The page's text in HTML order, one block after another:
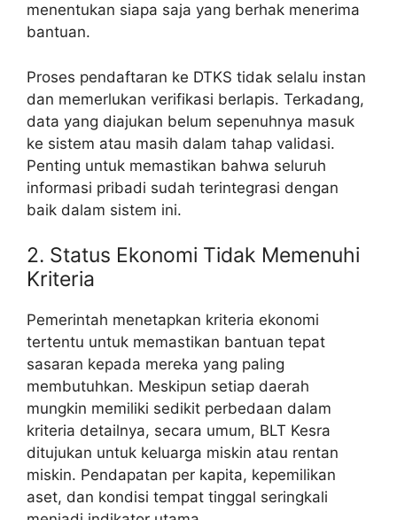
menentukan siapa saja yang berhak menerima
bantuan.
Proses pendaftaran ke DTKS tidak selalu instan
dan memerlukan verifikasi berlapis. Terkadang,
data yang diajukan belum sepenuhnya masuk
ke sistem atau masih dalam tahap validasi.
Penting untuk memastikan bahwa seluruh
informasi pribadi sudah terintegrasi dengan
baik dalam sistem ini.
2. Status Ekonomi Tidak Memenuhi
Kriteria
Pemerintah menetapkan kriteria ekonomi
tertentu untuk memastikan bantuan tepat
sasaran kepada mereka yang paling
membutuhkan. Meskipun setiap daerah
mungkin memiliki sedikit perbedaan dalam
kriteria detailnya, secara umum, BLT Kesra
ditujukan untuk keluarga miskin atau rentan
miskin. Pendapatan per kapita, kepemilikan
aset, dan kondisi tempat tinggal seringkali